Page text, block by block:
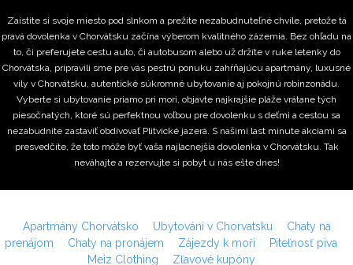
Zaistite si svoje miesto pod slnkom a prežite nezabudnuteľné chvíle, pretože tá
pravá dovolenka v Chorvátsku začína výberom kvalitného zázemia. Bez ohľadu na
to, či preferujete cestu auto, či autobusom alebo už držíte v ruke letenky do
Chorvátska, pripravili sme pre vás pestrú ponuku zahŕňajúcu apartmány, luxusné
vily v Chorvátsku, autentické súkromné ubytovanie aj pokojnú robinzonádu.
Vyberte si ubytovanie priamo pri mori, objavte najkrajšie pláže vrátane tých
piesočnatých, ktoré sú perfektnou voľbou pre dovolenku s deťmi a cestou sa
nezabudnite zastaviť obdivovať Plitvické jazerá. S našimi last minute akciami sa
presvedčíte, že toto môže byť vaša najlacnejšia dovolenka v Chorvátsku. Tak
neváhajte a rezervujte si pobyt u nás ešte dnes!
Apartmány Chorvátsko Ubytování v Chorvatsku
Chaty na
prenájom
Chaty na pronájem Zájezdy k moři
Piteľnosť piva
Meiz Clothing
Zľavové kupóny